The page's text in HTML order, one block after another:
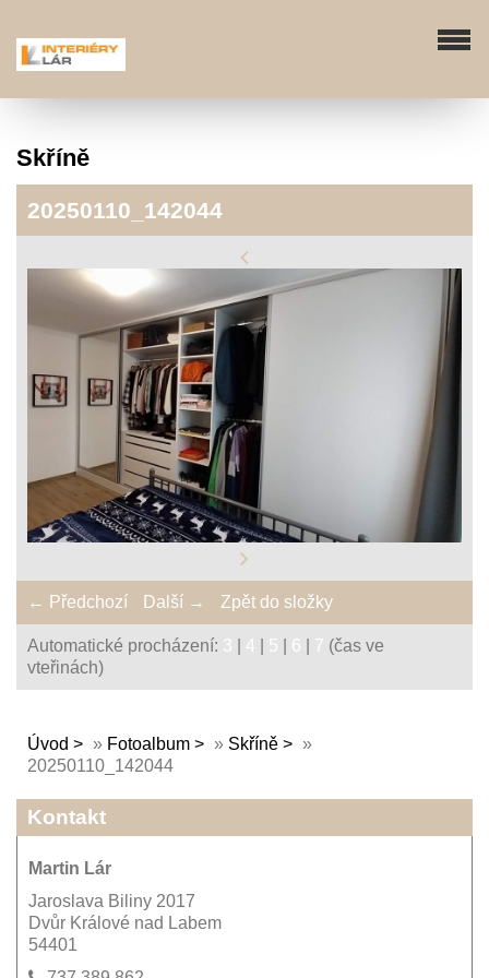
Skříně
20250110_142044
← Předchozí Další → Zpět do složky
Automatické procházení: 3 4 5 6 7 (čas ve
vteřinách)
Úvod » Fotoalbum » Skříně
»
20250110_142044
Kontakt
Martin Lár
Jaroslava Biliny 2017
Dvůr Králové nad Labem
54401